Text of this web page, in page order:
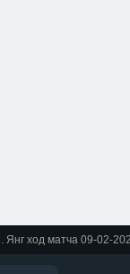
ход матча 09-02-